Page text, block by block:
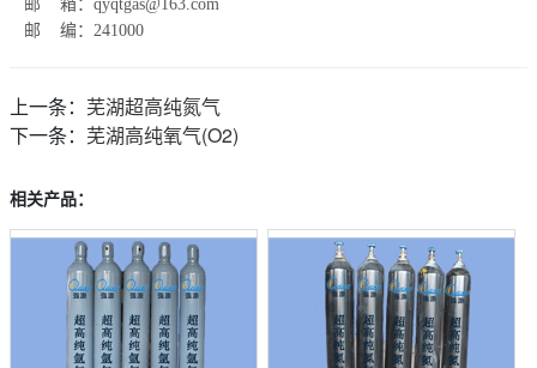
邮 箱：qyqtgas@163.com
邮 编：241000
上一条： 芜湖超高纯氮气
下一条： 芜湖高纯氧气(O2)
相关产品：